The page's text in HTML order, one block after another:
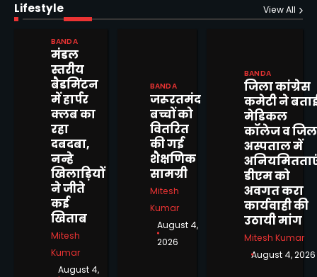
Lifestyle View All
BANDA
मंडल
स्तरीय
बैडमिंटन
में हार्पर
क्लब का
रहा
दबदबा,
नन्हे
खिलाड़ियों
ने जीते
कई
खिताब
Mitesh
Kumar
August 4,
BANDA
जरूरतमंद
बच्चों को
वितरित
की गई
शैक्षणिक
सामग्री
Mitesh
Kumar
August 4,
2026
BANDA
जिला कांग्रेस
कमेटी ने
मेडिकल
कॉलेज व
अस्पताल में
डीएम को
अवगत करा
कार्यवाही की
उठायी मांग
Mitesh Kumar
August 4, 2026
निलंबन, स्थानांतरण एवं सीबीआई
जांच की उठाई मांग
Mitesh Kumar
दिव्यांगजन सशक्तिकरण विभाग की
पहल, बबेरू ब्लॉक शिविर में
दिव्यांगजनों ने कराया आवेदन
Mitesh Kumar
12वें दीक्षांत समारोह से पूर्व बांदा कृषि
विश्वविद्यालय में दीक्षोत्सव 2026 का
Mitesh Kumar
बीरा गांव में जलभराव से ग्रामीण